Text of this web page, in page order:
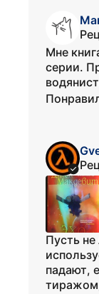
Мне
серии.
Пусть
падают,